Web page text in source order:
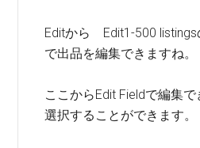
Editから Edit1-500 listings
で出品を編集できますね。
ここからEdit Fieldで編集
選択することができます。